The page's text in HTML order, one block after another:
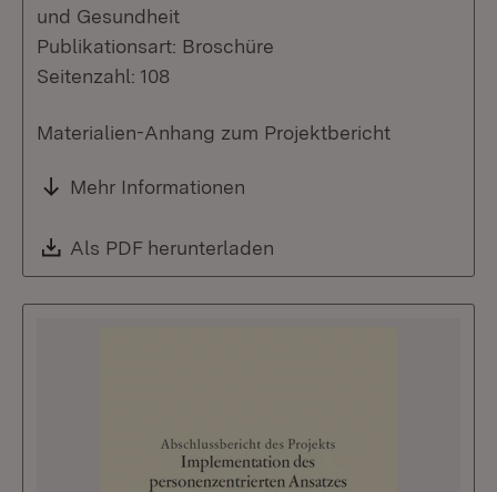
und Gesundheit
Publikationsart: Broschüre
Seitenzahl: 108
Materialien-Anhang zum Projektbericht
Mehr Informationen
Download:
Als PDF herunterladen